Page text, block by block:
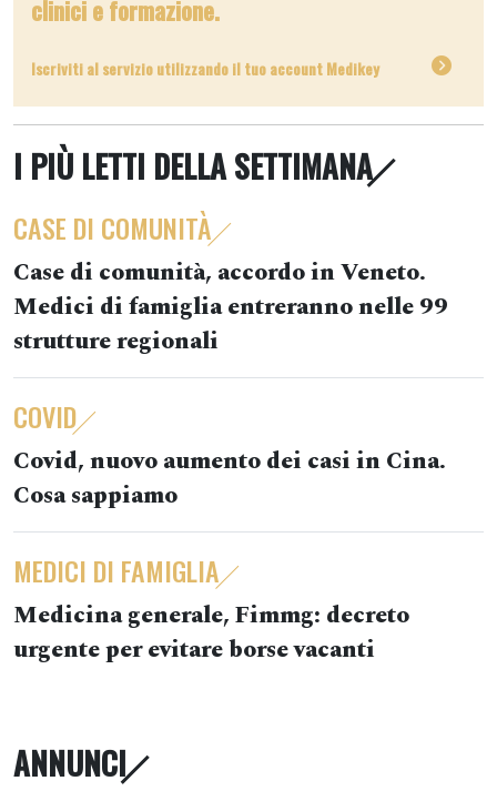
clinici e formazione.
Iscriviti al servizio utilizzando il tuo account Medikey
I PIÙ LETTI DELLA SETTIMANA
CASE DI COMUNITÀ
Case di comunità, accordo in Veneto.
Medici di famiglia entreranno nelle 99
strutture regionali
COVID
Covid, nuovo aumento dei casi in Cina.
Cosa sappiamo
MEDICI DI FAMIGLIA
Medicina generale, Fimmg: decreto
urgente per evitare borse vacanti
ANNUNCI